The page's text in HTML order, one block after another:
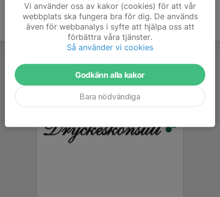
Vi använder oss av kakor (cookies) för att vår
webbplats ska fungera bra för dig. De används
även för webbanalys i syfte att hjälpa oss att
förbättra våra tjänster.
Så använder vi cookies
Godkänn alla kakor
Bara nödvändiga